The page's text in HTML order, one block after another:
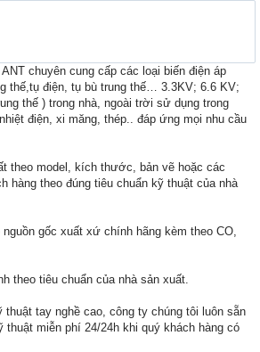
chuyên cung cấp các loại biến điện áp
thế,tụ điện, tụ bù trung thế… 3.3KV; 6.6 KV;
thế ) trong nhà, ngoài trời sử dụng trong
điện, xi măng, thép.. đáp ứng mọi nhu cầu
theo model, kích thước, bản vẽ hoặc các
hàng theo đúng tiêu chuẩn kỹ thuật của nhà
gốc xuất xứ chính hãng kèm theo CO,
theo tiêu chuẩn của nhà sản xuất.
tay nghề cao, công ty chúng tôi luôn sẵn
miễn phí 24/24h khi quý khách hàng có